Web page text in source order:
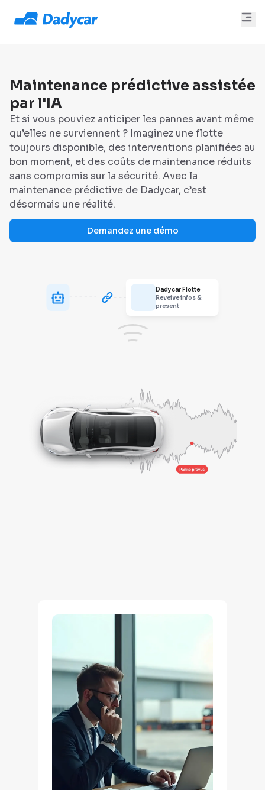
Maintenance prédictive assistée
par l'IA
Et si vous pouviez anticiper les pannes avant même
qu’elles ne surviennent ? Imaginez une flotte
toujours disponible, des interventions planifiées au
bon moment, et des coûts de maintenance réduits
sans compromis sur la sécurité. Avec la
maintenance prédictive de Dadycar, c’est
désormais une réalité.
Demandez une démo
Dadycar Flotte
Reveive infos &
present